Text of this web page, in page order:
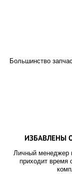
Большинство
ИЗБАВЛЕНЫ
Личный менеджер
приходит время